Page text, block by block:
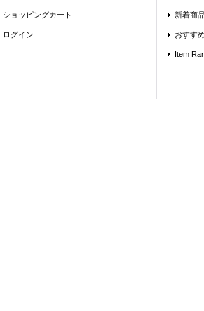
ショッピングカート
ログイン
新着商
おすす
Item